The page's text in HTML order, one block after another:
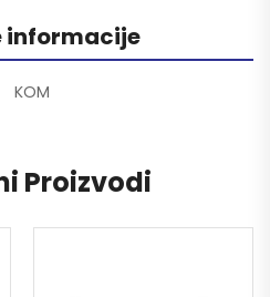
informacije
KOM
Proizvodi